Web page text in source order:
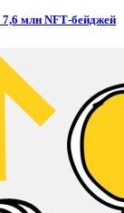
млн NFT‑бейджей